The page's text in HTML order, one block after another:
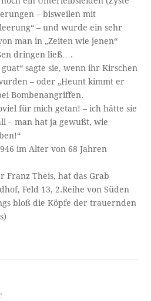
– bisweilen mit
– und wurde ein sehr
man in „Zeiten wie jenen“
dringen ließ….
sagte sie, wenn ihr Kirschen
– oder „Heunt kimmt er
Bombenangriffen.
für mich getan! – ich hätte sie
– man hat ja gewußt, wie
im Alter von 68 Jahren
Theis, hat das Grab
Feld 13, 2.Reihe von Süden
bloß die Köpfe der trauernden